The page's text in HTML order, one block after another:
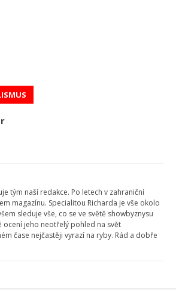
tým naší redakce. Po letech v zahraniční
magazínu. Specialitou Richarda je vše okolo
sleduje vše, co se ve světě showbyznysu
ocení jeho neotřelý pohled na svět
čase nejčastěji vyrazí na ryby. Rád a dobře